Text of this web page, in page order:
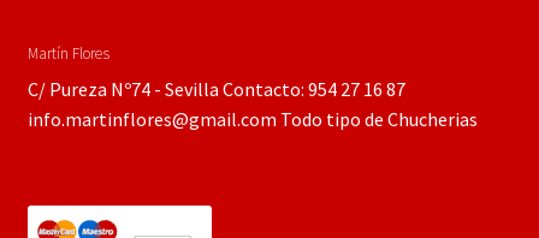
Martín Flores
C/ Pureza Nº74 - Sevilla Contacto: 954 27 16 87
info.martinflores@gmail.com Todo tipo de Chucherias